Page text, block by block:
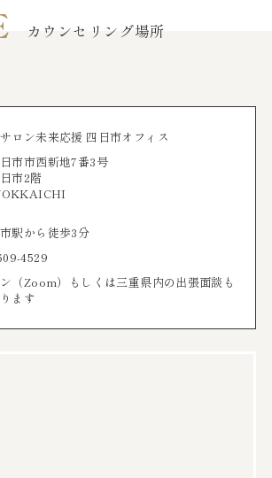
カウンセリング場所
ロン未来応援 四日市オフィス
市市西新地7番3号
市2階
駅から徒歩3分
4529
（Zoom）もしくは三重県内の出張面談も
ます